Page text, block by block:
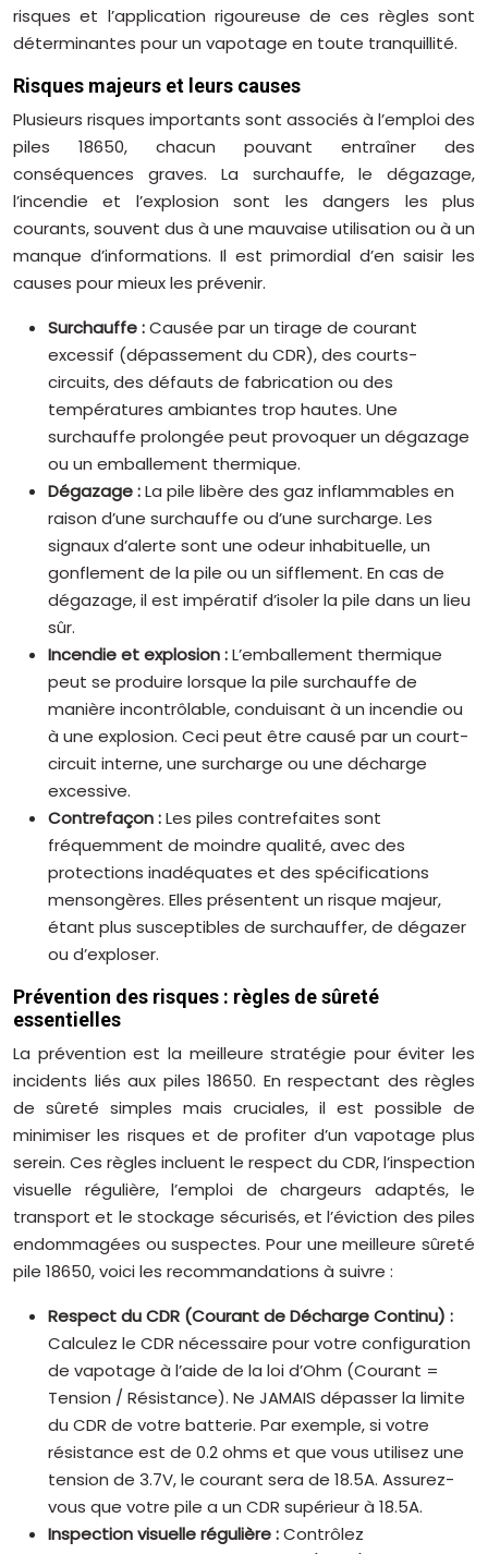
risques et l’application rigoureuse de ces règles sont
déterminantes pour un vapotage en toute tranquillité.
Risques majeurs et leurs causes
Plusieurs risques importants sont associés à l’emploi des
piles 18650, chacun pouvant entraîner des
conséquences graves. La surchauffe, le dégazage,
l’incendie et l’explosion sont les dangers les plus
courants, souvent dus à une mauvaise utilisation ou à un
manque d’informations. Il est primordial d’en saisir les
causes pour mieux les prévenir.
Surchauffe :Causée par un tirage de courant
excessif (dépassement du CDR), des courts-
circuits, des défauts de fabrication ou des
températures ambiantes trop hautes. Une
surchauffe prolongée peut provoquer un dégazage
ou un emballement thermique.
Dégazage :La pile libère des gaz inflammables en
raison d’une surchauffe ou d’une surcharge. Les
signaux d’alerte sont une odeur inhabituelle, un
gonflement de la pile ou un sifflement. En cas de
dégazage, il est impératif d’isoler la pile dans un lieu
sûr.
Incendie et explosion :L’emballement thermique
peut se produire lorsque la pile surchauffe de
manière incontrôlable, conduisant à un incendie ou
à une explosion. Ceci peut être causé par un court-
circuit interne, une surcharge ou une décharge
excessive.
Contrefaçon :Les piles contrefaites sont
fréquemment de moindre qualité, avec des
protections inadéquates et des spécifications
mensongères. Elles présentent un risque majeur,
étant plus susceptibles de surchauffer, de dégazer
ou d’exploser.
Prévention des risques : règles de sûreté
essentielles
La prévention est la meilleure stratégie pour éviter les
incidents liés aux piles 18650. En respectant des règles
de sûreté simples mais cruciales, il est possible de
minimiser les risques et de profiter d’un vapotage plus
serein. Ces règles incluent le respect du CDR, l’inspection
visuelle régulière, l’emploi de chargeurs adaptés, le
transport et le stockage sécurisés, et l’éviction des piles
endommagées ou suspectes. Pour une meilleure sûreté
pile 18650, voici les recommandations à suivre :
Respect du CDR (Courant de Décharge Continu) :
Calculez le CDR nécessaire pour votre configuration
de vapotage à l’aide de la loi d’Ohm (Courant =
Tension / Résistance). Ne JAMAIS dépasser la limite
du CDR de votre batterie. Par exemple, si votre
résistance est de 0.2 ohms et que vous utilisez une
tension de 3.7V, le courant sera de 18.5A. Assurez-
vous que votre pile a un CDR supérieur à 18.5A.
Inspection visuelle régulière :Contrôlez